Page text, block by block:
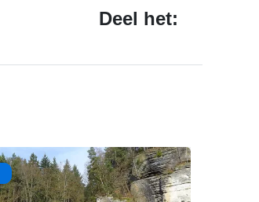
Deel het: